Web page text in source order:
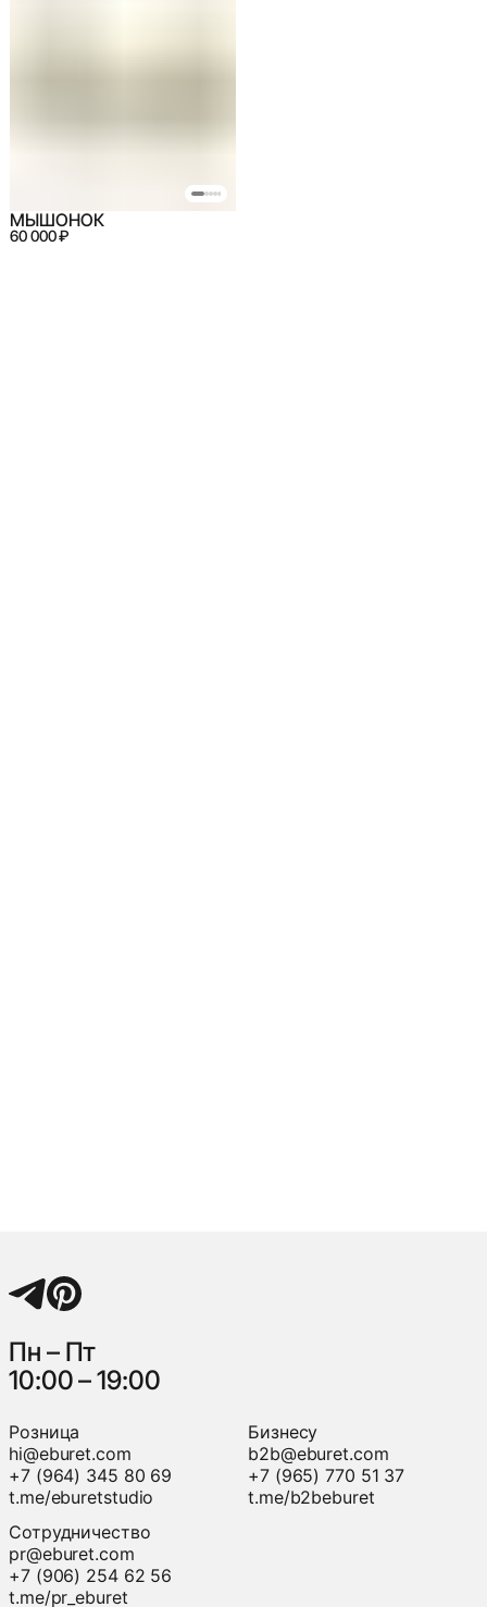
60 000 ₽
МЫШОНОК
Пн – Пт
10:00 – 19:00
Розница
hi@eburet.com
+7 (964) 345 80 69
t.me/eburetstudio
Бизнесу
b2b@eburet.com
+7 (965) 770 51 37
t.me/b2beburet
Сотрудничество
pr@eburet.com
+7 (906) 254 62 56
t.me/pr_eburet